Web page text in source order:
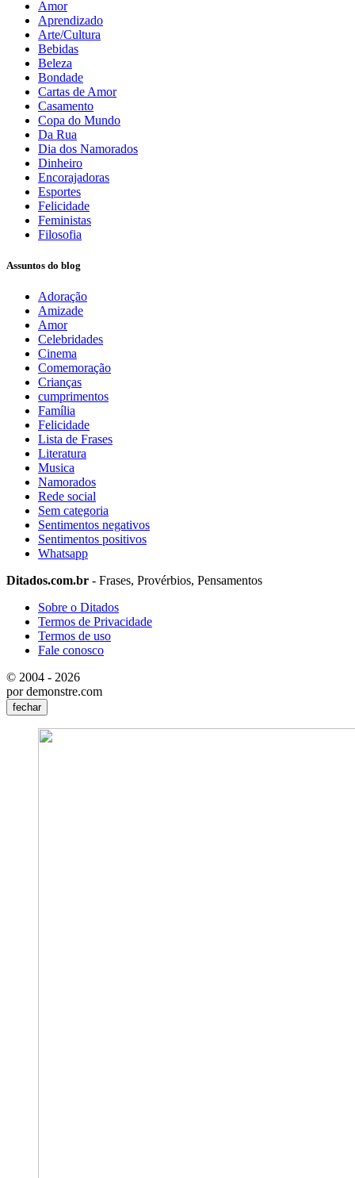
Amor
Aprendizado
Arte/Cultura
Bebidas
Beleza
Bondade
Cartas de Amor
Casamento
Copa do Mundo
Da Rua
Dia dos Namorados
Dinheiro
Encorajadoras
Esportes
Felicidade
Feministas
Filosofia
Assuntos do blog
Adoração
Amizade
Amor
Celebridades
Cinema
Comemoração
Crianças
cumprimentos
Família
Felicidade
Lista de Frases
Literatura
Musica
Namorados
Rede social
Sem categoria
Sentimentos negativos
Sentimentos positivos
Whatsapp
Ditados.com.br - Frases, Provérbios, Pensamentos
Sobre o Ditados
Termos de Privacidade
Termos de uso
Fale conosco
© 2004 - 2026
por demonstre.com
fechar